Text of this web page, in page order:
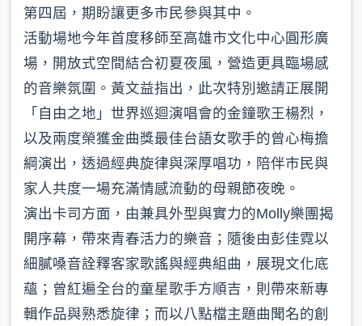
第四屆，期盼讓更多市民參與其中。
活動場地今年首度移師至高雄市文化中心圓形廣
場，開放式空間結合初夏夜風，營造更具臨場感
的音樂氛圍。黃文益指出，此次特別邀請正展開
「自由之地」世界巡迴演唱會的金鐘歌王楊烈，
以及兩度榮獲金曲獎最佳台語女歌手的曾心梅擔
綱演出，透過經典旋律與深厚唱功，陪伴市民與
家人共度一場充滿情感流動的母親節夜晚。
演出卡司方面，由兼具外型與實力的Molly樂團揭
開序幕，帶來青春活力的樂音；隨後由彭佳霓以
細膩嗓音詮釋客家歌謠與經典組曲，展現文化底
蘊；曾紅遍全台的童星歌手方順吉，則帶來新專
輯作品與熟悉旋律；而以八點檔主題曲聞名的創